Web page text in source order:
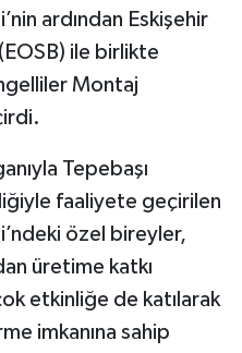
ardından Eskişehir
ile birlikte
Montaj
Tepebaşı
faaliyete geçirilen
özel bireyler,
üretime katkı
etkinliğe de katılarak
imkanına sahip